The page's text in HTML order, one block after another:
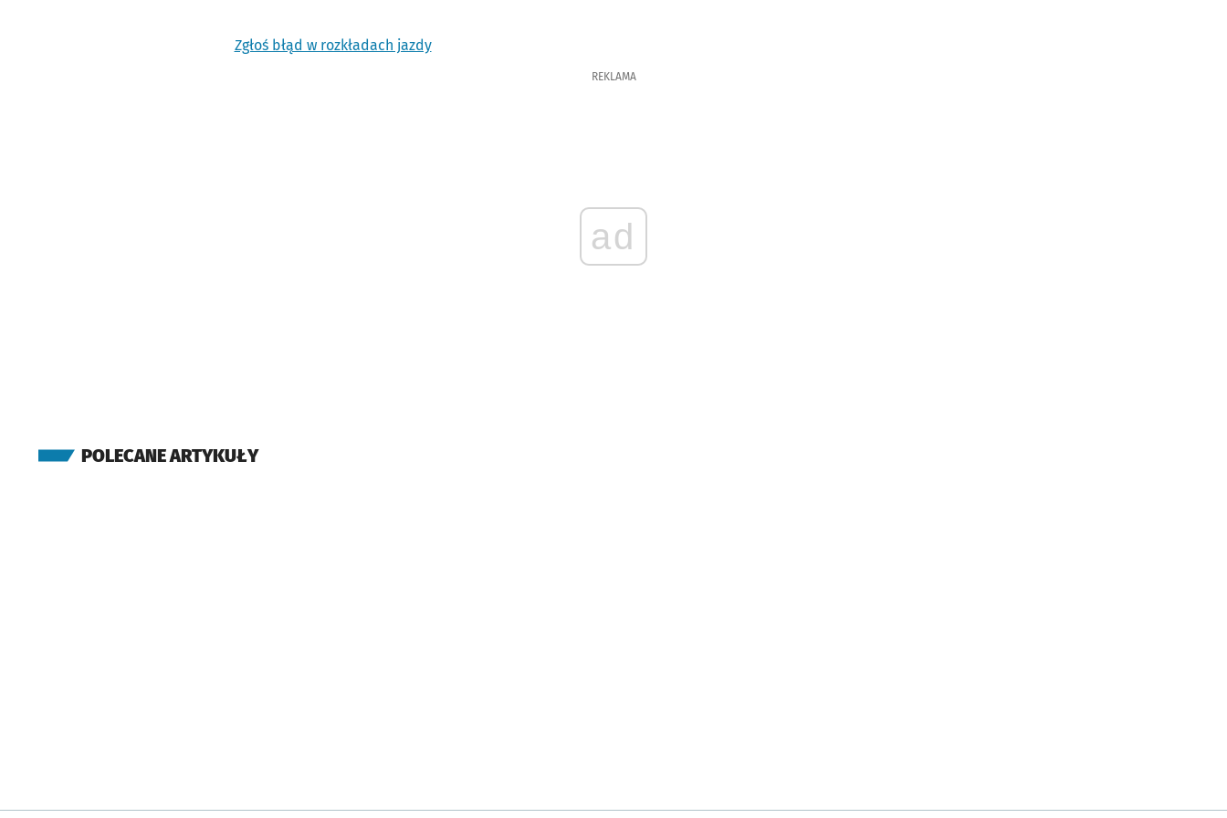
Zgłoś błąd w rozkładach jazdy
REKLAMA
ad
POLECANE ARTYKUŁY